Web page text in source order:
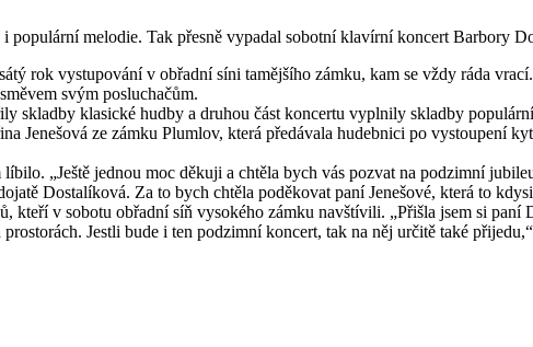
melodie. Tak přesně vypadal sobotní klavírní koncert Barbory
rok vystupování v obřadní síni tamějšího zámku, kam se vždy ráda
svým posluchačům.
skladby klasické hudby a druhou část koncertu vyplnily skladby
Jenešová ze zámku Plumlov, která předávala hudebnici po vystoupení
„Ještě jednou moc děkuji a chtěla bych vás pozvat na podzimní
Dostalíková. Za to bych chtěla poděkovat paní Jenešové, která to
v sobotu obřadní síň vysokého zámku navštívili. „Přišla jsem si paní
Jestli bude i ten podzimní koncert, tak na něj určitě také